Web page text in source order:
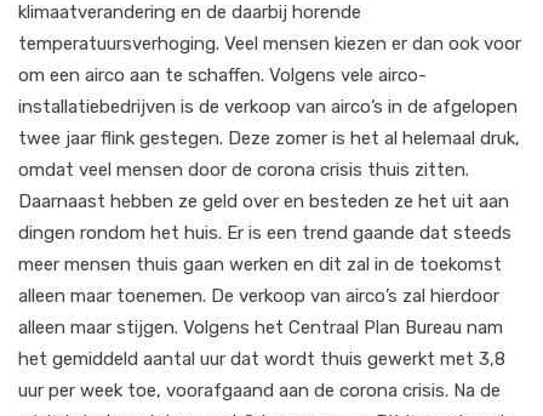
klimaatverandering en de daarbij horende
temperatuursverhoging. Veel mensen kiezen er dan ook voor
om een airco aan te schaffen. Volgens vele airco-
installatiebedrijven is de verkoop van airco’s in de afgelopen
twee jaar flink gestegen. Deze zomer is het al helemaal druk,
omdat veel mensen door de corona crisis thuis zitten.
Daarnaast hebben ze geld over en besteden ze het uit aan
dingen rondom het huis. Er is een trend gaande dat steeds
meer mensen thuis gaan werken en dit zal in de toekomst
alleen maar toenemen. De verkoop van airco’s zal hierdoor
alleen maar stijgen. Volgens het Centraal Plan Bureau nam
het gemiddeld aantal uur dat wordt thuis gewerkt met 3,8
uur per week toe, voorafgaand aan de corona crisis. Na de